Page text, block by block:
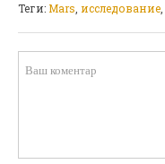
Теги:Mars, исследование,